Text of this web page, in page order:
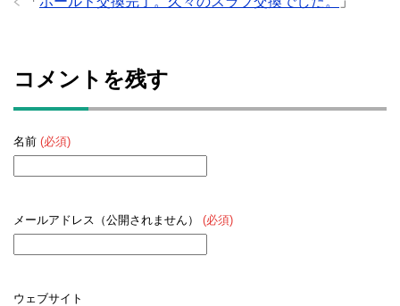
コメントを残す
名前 (必須)
メールアドレス（公開されません） (必須)
ウェブサイト